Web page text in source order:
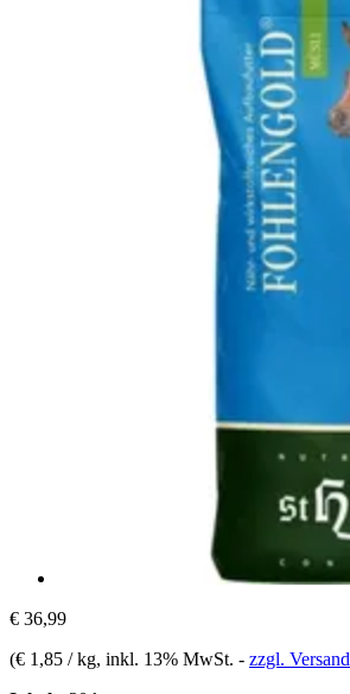
€ 36,99
(€ 1,85 / kg, inkl. 13% MwSt. - zzgl. Versand